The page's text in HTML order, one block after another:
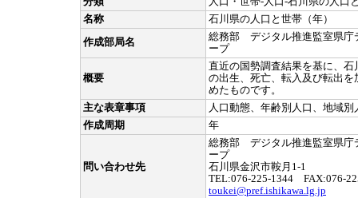
名称
石川県の人口と世帯（年）
作成部局名
総務部 デジタル推進監室県庁
ープ
概要
直近の国勢調査結果を基に、
の出生、死亡、転入及び転出
めたものです。
主な表章事項
人口動態、年齢別人口、地域別
作成周期
年
問い合わせ先
総務部 デジタル推進監室県庁
ープ
石川県金沢市鞍月1-1
TEL:076-225-1344 FAX:076-
toukei@pref.ishikawa.lg.jp